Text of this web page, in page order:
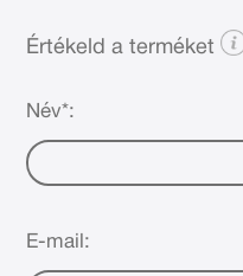
Értékeld a terméket
Név*:
E-mail: